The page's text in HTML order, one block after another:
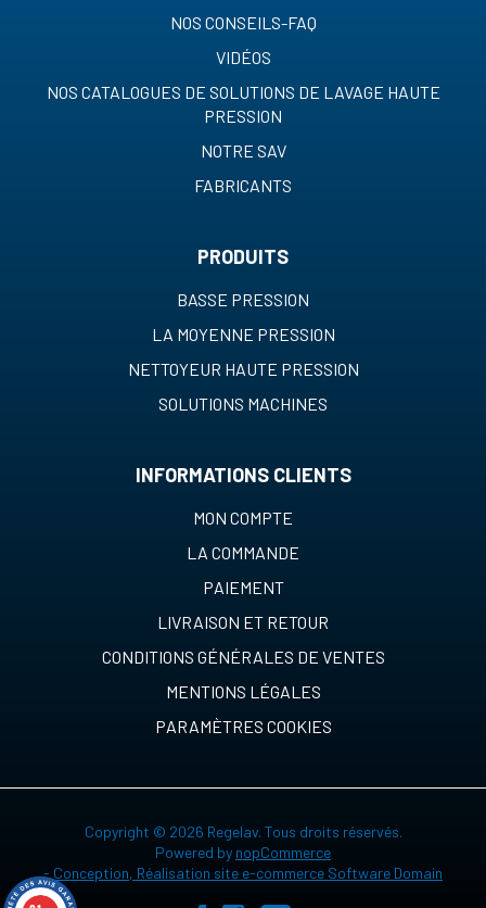
NOS CONSEILS-FAQ
VIDÉOS
NOS CATALOGUES DE SOLUTIONS DE LAVAGE HAUTE
PRESSION
NOTRE SAV
FABRICANTS
PRODUITS
BASSE PRESSION
LA MOYENNE PRESSION
NETTOYEUR HAUTE PRESSION
SOLUTIONS MACHINES
INFORMATIONS CLIENTS
MON COMPTE
LA COMMANDE
PAIEMENT
LIVRAISON ET RETOUR
CONDITIONS GÉNÉRALES DE VENTES
MENTIONS LÉGALES
PARAMÈTRES COOKIES
Copyright © 2026 Regelav. Tous droits réservés.
Powered by nopCommerce
- Conception, Réalisation site e-commerce Software Domain